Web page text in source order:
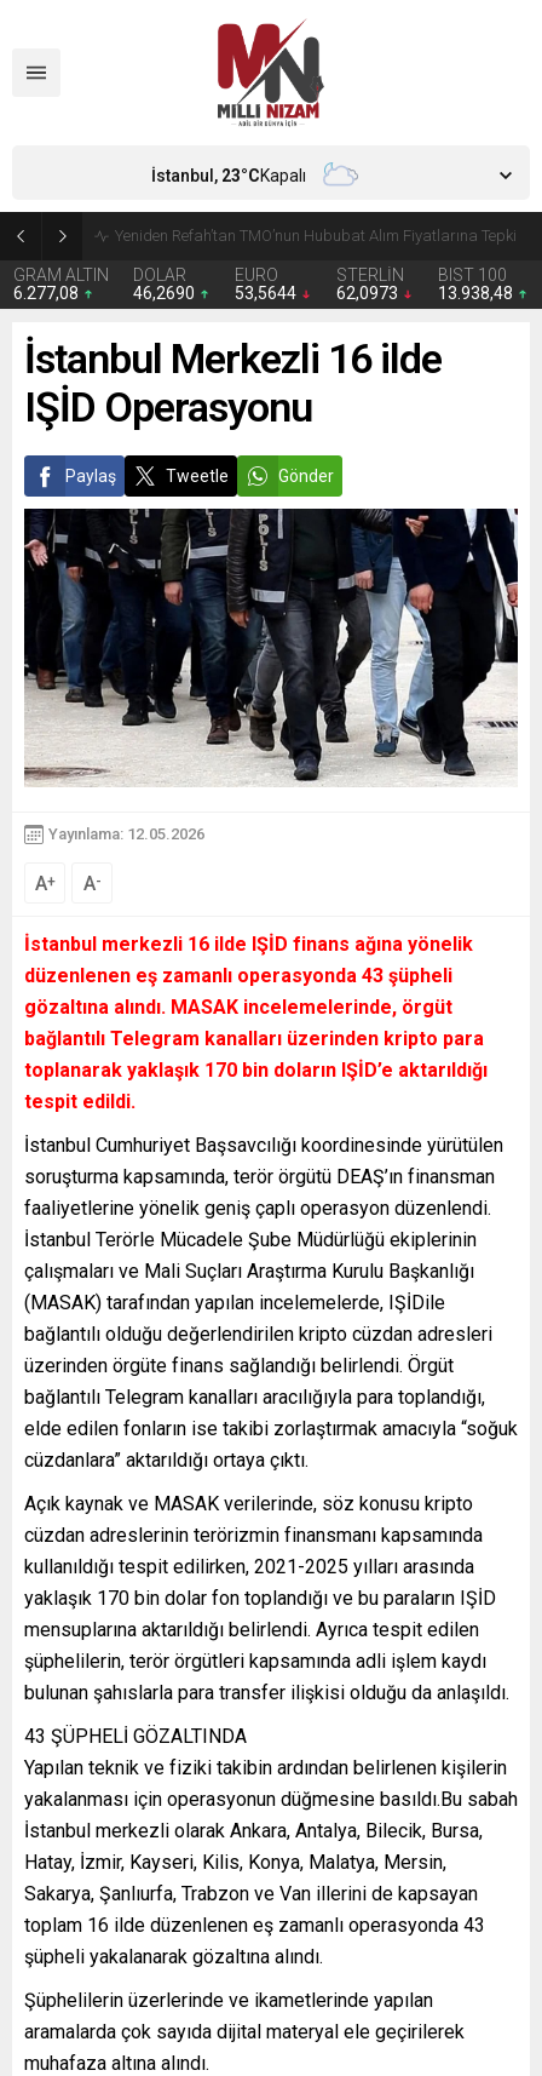
CHP’de Günaydın ve Başarır’ın grup başkanvekilliği düştü
GRAM ALTIN
6.277,08
DOLAR
46,2690
EURO
53,5644
STERLİN
62,0973
BIST 100
13.938,48
İstanbul, 23°CKapalı
İstanbul Merkezli 16 ilde
IŞİD Operasyonu
Paylaş Tweetle Gönder
Yayınlama: 12.05.2026
A+ A-
İstanbul merkezli 16 ilde IŞİD finans ağına yönelik
düzenlenen eş zamanlı operasyonda 43 şüpheli
gözaltına alındı. MASAK incelemelerinde, örgüt
bağlantılı Telegram kanalları üzerinden kripto para
toplanarak yaklaşık 170 bin doların IŞİD’e aktarıldığı
tespit edildi.
İstanbul Cumhuriyet Başsavcılığı koordinesinde yürütülen
soruşturma kapsamında, terör örgütü DEAŞ’ın finansman
faaliyetlerine yönelik geniş çaplı operasyon düzenlendi.
İstanbul Terörle Mücadele Şube Müdürlüğü ekiplerinin
çalışmaları ve Mali Suçları Araştırma Kurulu Başkanlığı
(MASAK) tarafından yapılan incelemelerde, IŞİDile
bağlantılı olduğu değerlendirilen kripto cüzdan adresleri
üzerinden örgüte finans sağlandığı belirlendi. Örgüt
bağlantılı Telegram kanalları aracılığıyla para toplandığı,
elde edilen fonların ise takibi zorlaştırmak amacıyla “soğuk
cüzdanlara” aktarıldığı ortaya çıktı.
Açık kaynak ve MASAK verilerinde, söz konusu kripto
cüzdan adreslerinin terörizmin finansmanı kapsamında
kullanıldığı tespit edilirken, 2021-2025 yılları arasında
yaklaşık 170 bin dolar fon toplandığı ve bu paraların IŞİD
mensuplarına aktarıldığı belirlendi. Ayrıca tespit edilen
şüphelilerin, terör örgütleri kapsamında adli işlem kaydı
bulunan şahıslarla para transfer ilişkisi olduğu da anlaşıldı.
43 ŞÜPHELİ GÖZALTINDA
Yapılan teknik ve fiziki takibin ardından belirlenen kişilerin
yakalanması için operasyonun düğmesine basıldı.Bu sabah
İstanbul merkezli olarak Ankara, Antalya, Bilecik, Bursa,
Hatay, İzmir, Kayseri, Kilis, Konya, Malatya, Mersin,
Sakarya, Şanlıurfa, Trabzon ve Van illerini de kapsayan
toplam 16 ilde düzenlenen eş zamanlı operasyonda 43
şüpheli yakalanarak gözaltına alındı.
Şüphelilerin üzerlerinde ve ikametlerinde yapılan
aramalarda çok sayıda dijital materyal ele geçirilerek
muhafaza altına alındı.